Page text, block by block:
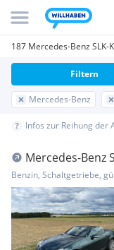
187 Mercedes-Benz
Mercedes-Benz
Filtern
Infos zur Reihung der
Mercedes-Benz
Kompressor
Benzin, Schaltgetriebe,